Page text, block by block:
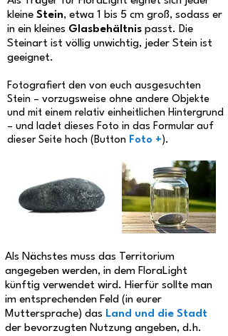
kleine Stein, etwa 1 bis 5 cm groß, sodass er
in ein kleines Glasbehältnis passt. Die
Steinart ist völlig unwichtig, jeder Stein ist
geeignet.
Fotografiert den von euch ausgesuchten
Stein – vorzugsweise ohne andere Objekte
und mit einem relativ einheitlichen Hintergrund
– und ladet dieses Foto in das Formular auf
dieser Seite hoch (Button Foto + ).
Als Nächstes muss das Territorium
angegeben werden, in dem FloraLight
künftig verwendet wird. Hierfür sollte man
im entsprechenden Feld (in eurer
Muttersprache) das Land und die Stadt
der bevorzugten Nutzung angeben, d.h.